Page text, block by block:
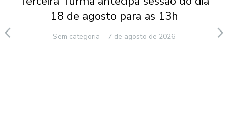
18 de agosto para as 13h
Sem categoria 7 de agosto de 2026